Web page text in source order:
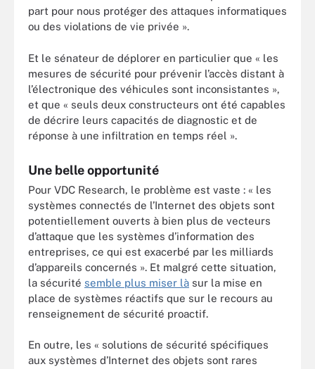
part pour nous protéger des attaques informatiques
ou des violations de vie privée ».
Et le sénateur de déplorer en particulier que « les
mesures de sécurité pour prévenir l’accès distant à
l’électronique des véhicules sont inconsistantes »,
et que « seuls deux constructeurs ont été capables
de décrire leurs capacités de diagnostic et de
réponse à une infiltration en temps réel ».
Une belle opportunité
Pour VDC Research, le problème est vaste : « les
systèmes connectés de l’Internet des objets sont
potentiellement ouverts à bien plus de vecteurs
d’attaque que les systèmes d’information des
entreprises, ce qui est exacerbé par les milliards
d’appareils concernés ». Et malgré cette situation,
la sécurité semble plus miser là sur la mise en
place de systèmes réactifs que sur le recours au
renseignement de sécurité proactif.
En outre, les « solutions de sécurité spécifiques
aux systèmes d’Internet des objets sont rares